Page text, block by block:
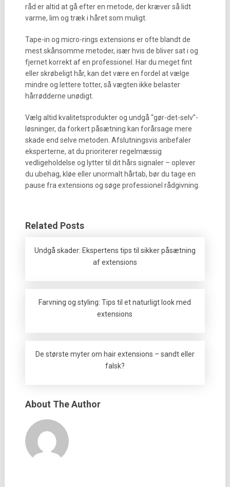
råd er altid at gå efter en metode, der kræver så lidt
varme, lim og træk i håret som muligt.
Tape-in og micro-rings extensions er ofte blandt de
mest skånsomme metoder, især hvis de bliver sat i og
fjernet korrekt af en professionel. Har du meget fint
eller skrøbeligt hår, kan det være en fordel at vælge
mindre og lettere totter, så vægten ikke belaster
hårrødderne unødigt.
Vælg altid kvalitetsprodukter og undgå “gør-det-selv”-
løsninger, da forkert påsætning kan forårsage mere
skade end selve metoden. Afslutningsvis anbefaler
eksperterne, at du prioriterer regelmæssig
vedligeholdelse og lytter til dit hårs signaler – oplever
du ubehag, kløe eller unormalt hårtab, bør du tage en
pause fra extensions og søge professionel rådgivning.
Related Posts
Undgå skader: Ekspertens tips til sikker påsætning
af extensions
Farvning og styling: Tips til et naturligt look med
extensions
De største myter om hair extensions – sandt eller
falsk?
About The Author